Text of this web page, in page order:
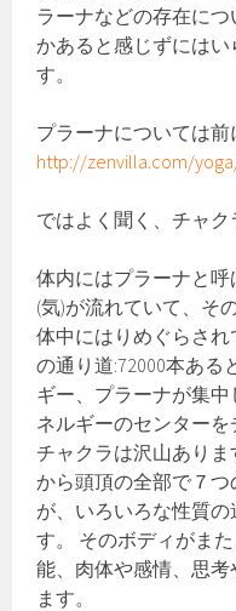
ラーナなどの存在に
かあると感じずには
す。
プラーナについては前
http://zenvilla.com/
ではよく聞く、チャ
体内にはプラーナと
(気)が流れていて、そ
体中にはりめぐらさ
の通り道:72000本あ
ギー、プラーナが集
ネルギーのセンター
チャクラは沢山あり
から頭頂の全部で７
が、いろいろな性質の
す。 そのボディがま
能、肉体や感情、思
ます。